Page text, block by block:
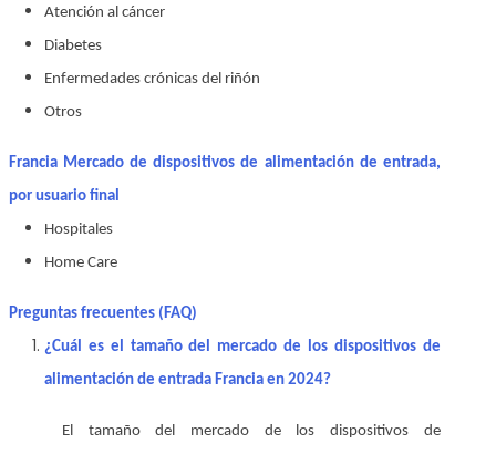
Atención al cáncer
Diabetes
Enfermedades crónicas del riñón
Otros
Francia Mercado de dispositivos de alimentación de entrada,
por usuario final
Hospitales
Home Care
Preguntas frecuentes (FAQ)
¿Cuál es el tamaño del mercado de los dispositivos de
alimentación de entrada Francia en 2024?
El tamaño del mercado de los dispositivos de